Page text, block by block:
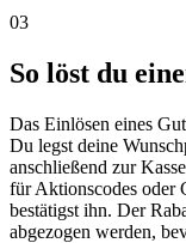
03
So löst du
Das Einlösen eines
Du legst deine
anschließend zur
für Aktionscodes oder
bestätigst ihn. Der
abgezogen werden,